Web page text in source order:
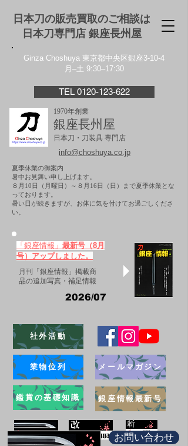
日本刀の販売買取のご相談は
日本刀専門店 銀座⻑州屋
Ginza Choshuya 東京都中央区銀座3-10-4
月–土 9:30–17:30
TEL 0120-123-622
1970年創業
銀座長州屋
日本刀・刀装具 専門店
info@choshuya.co.jp
夏季休業の御案内
暑中お見舞い申し上げます。
８月10日（月曜日）～８月16日（日）まで夏季休業とな
っております。
​暑い日が続きますが、お体に気を付けてお過ごしくださ
い。
「銀座情報」 最新号（8月
号）アップしました。
月刊「銀座情報」掲載商
品の追加写真・補足情報
2026/07
社外活動
業物位列
鑑賞の基礎知識
メールマガジン
銀座情報最新号
お問い合わせ